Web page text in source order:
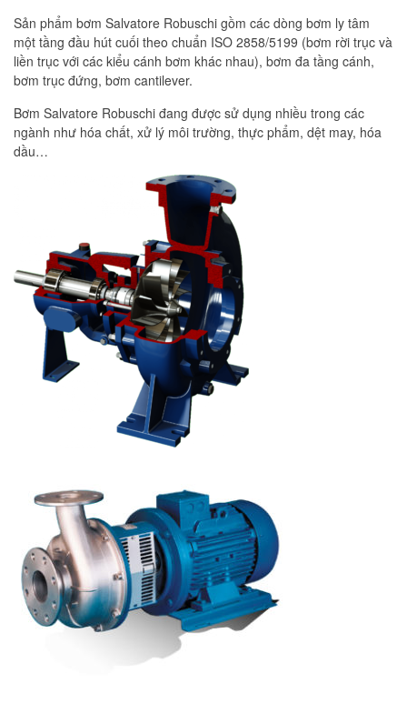
Sản phẩm bơm Salvatore Robuschi gồm các dòng bơm ly tâm
một tầng đầu hút cuối theo chuẩn ISO 2858/5199 (bơm rời trục và
liền trục với các kiểu cánh bơm khác nhau), bơm đa tầng cánh,
bơm trục đứng, bơm cantilever.
Bơm Salvatore Robuschi đang được sử dụng nhiều trong các
ngành như hóa chất, xử lý môi trường, thực phẩm, dệt may, hóa
dầu…